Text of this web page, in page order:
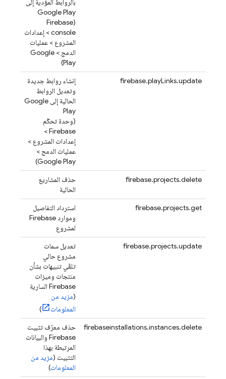
بالروابط المؤدية إلى
Google Play
(
Firebase
console > إعدادات
المشروع > عمليات
الدمج > Google
Play)
firebase.playLinks.update
إنشاء روابط جديدة
وتعديل الروابط
الحالية إلى Google
Play
(وحدة تحكّم
Firebase
>
إعدادات المشروع >
عمليات الدمج >
Google Play)
firebase.projects.delete
حذف المشاريع
الحالية
firebase.projects.get
استرداد التفاصيل
وموارد Firebase
لمشروع
firebase.projects.update
تعديل سمات
مشروع حالي
تلقّي تنبيهات بشأن
منتجات وميزات
Firebase السارية
(مزيد من
المعلومات
)
firebaseinstallations.instances.delete
حذف معرّف تثبيت
Firebase والبيانات
المرتبطة بهذا
التثبيت (مزيد من
المعلومات)